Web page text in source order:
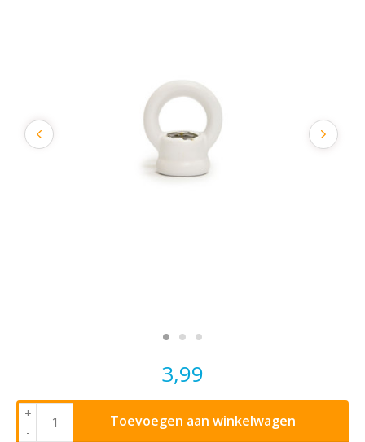
3,99
+
-
Toevoegen aan winkelwagen